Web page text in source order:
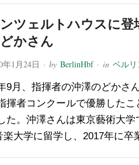
ツェルトハウスに登
かさん
年1月24日 · by BerlinHbf· in ベル
9月、指揮者の沖澤のどかさ
揮者コンクールで優勝した
た。沖澤さんは東京藝術大
楽大学に留学し、2017年に卒